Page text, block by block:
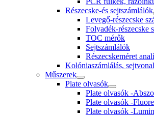
Részecske-és sejtszámlálók
Levegő-részecske
Folyadék-részecske
TOC mérők
Sejtszámlálók
Részecskeméret
Kolóniaszámlálás,
Műszerek
Plate olvasók
Plate olvasók -
Plate olvasók -
Plate olvasók -